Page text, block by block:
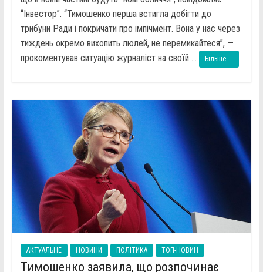
“Інвестор”. “Тимошенко перша встигла добігти до
трибуни Ради і покричати про імпічмент. Вона у нас через
тиждень окремо вихопить люлей, не перемикайтеся”, —
прокоментував ситуацію журналіст на своїй ...
Більше ...
АКТУАЛЬНЕ НОВИНИ ПОЛІТИКА ТОП-НОВИН
Тимошенко заявила, що розпочинає